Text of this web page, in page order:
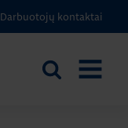
Darbuotojų kontaktai
Ieškoti